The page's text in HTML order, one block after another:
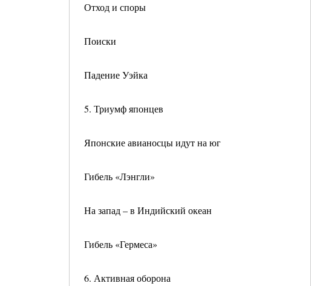
Отход и споры
Поиски
Падение Уэйка
5. Триумф японцев
Японские авианосцы идут на юг
Гибель «Лэнгли»
На запад – в Индийский океан
Гибель «Гермеса»
6. Активная оборона